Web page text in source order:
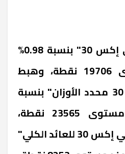
وتراجع مؤشر "إيجي إكس 30" بنسبة 0.98%
ليغلق عند مستوى 19706 نقطة، وهبط
مؤشر "إيجي إكس 30 محدد الأوزان" بنسبة
1.3% ليغلق عند مستوى 23565 نقطة،
وانخفض مؤشر "إيجي إكس 30 للعائد الكلي"